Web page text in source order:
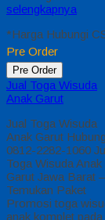
selengkapnya
*Harga Hubungi
Pre Order
Pre Order
Jual Toga Wisuda
Anak Garut
Jual Toga Wisuda
Anak Garut
0812-2282-1060
Toga Wisuda Anak
Garut Jawa Barat –
Temukan Paket
Promosi toga
anak komplet pada